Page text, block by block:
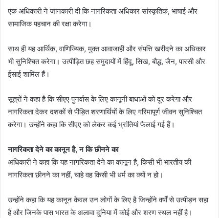
एक अधिकारी ने जानकारी दी कि नागरिकता अधिकार सांस्कृतिक, भाषाई और
सामाजिक पहचान की रक्षा करेगा।
साथ ही यह आर्थिक, वाणिज्यिक, मुक्त आवाजाही और संपत्ति खरीदने का अधिकार
भी सुनिश्चित करेगा। उत्पीड़ित छह समुदायों में हिंदू, सिख, बौद्ध, जैन, पारसी और
ईसाई शामिल हैं।
सूत्रों ने कहा है कि सीएए पुनर्वास के लिए कानूनी बाधाओं को दूर करेगा और
नागरिकता देकर दशकों से पीड़ित शरणार्थियों के लिए गरिमापूर्ण जीवन सुनिश्चित
करेगा। उन्होंने कहा कि सीएए को लेकर कई भ्रांतियां फैलाई गई हैं।
नागरिकता देने का कानून है, न कि छीनने का
अधिकारी ने कहा कि यह नागरिकता देने का कानून है, किसी भी भारतीय की
नागरिकता छीनने का नहीं, चाहे वह किसी भी धर्म का क्यों न हो।
उन्होंने कहा कि यह कानून केवल उन लोगों के लिए है जिन्होंने वर्षों से उत्पीड़न सहा
है और जिनके पास भारत के अलावा दुनिया में कोई और शरण स्थल नहीं है।